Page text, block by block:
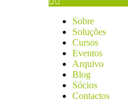
Sobre
Soluções
Cursos
Eventos
Arquivo
Blog
Sócios
Contactos